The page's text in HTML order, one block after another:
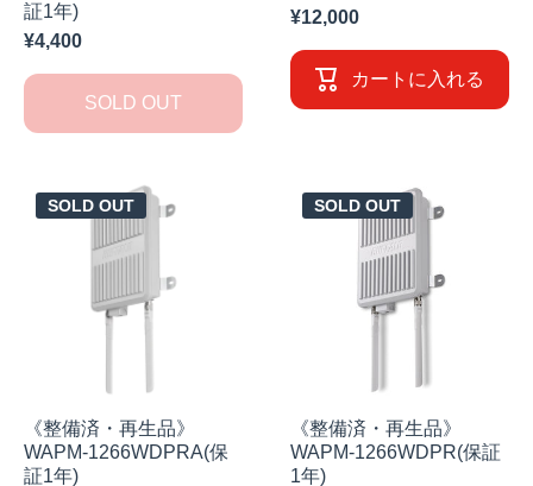
証1年)
¥4,400
SOLD OUT
¥12,000
カートに入れる
SOLD OUT
《整備済・再生品》
WAPM-1266WDPRA(保
証1年)
SOLD OUT
《整備済・再生品》
WAPM-1266WDPR(保証
1年)